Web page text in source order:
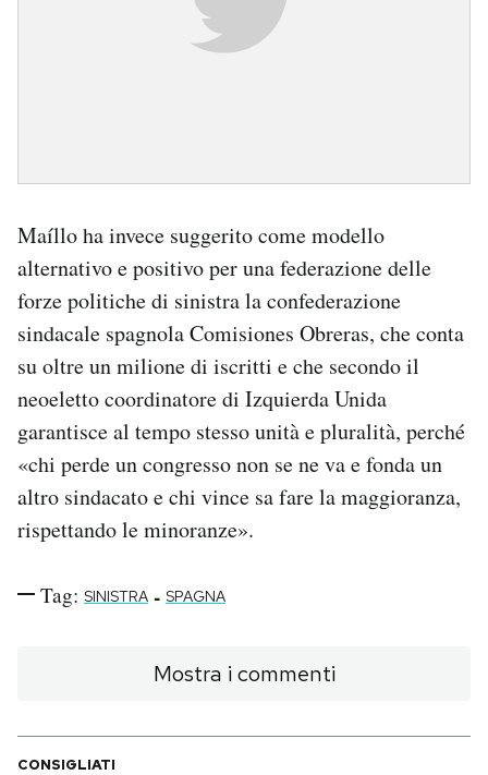
Maíllo ha invece suggerito come modello
alternativo e positivo per una federazione delle
forze politiche di sinistra la confederazione
sindacale spagnola Comisiones Obreras, che conta
su oltre un milione di iscritti e che secondo il
neoeletto coordinatore di Izquierda Unida
garantisce al tempo stesso unità e pluralità, perché
«chi perde un congresso non se ne va e fonda un
altro sindacato e chi vince sa fare la maggioranza,
rispettando le minoranze».
Tag: SINISTRA - SPAGNA
Mostra i commenti
CONSIGLIATI